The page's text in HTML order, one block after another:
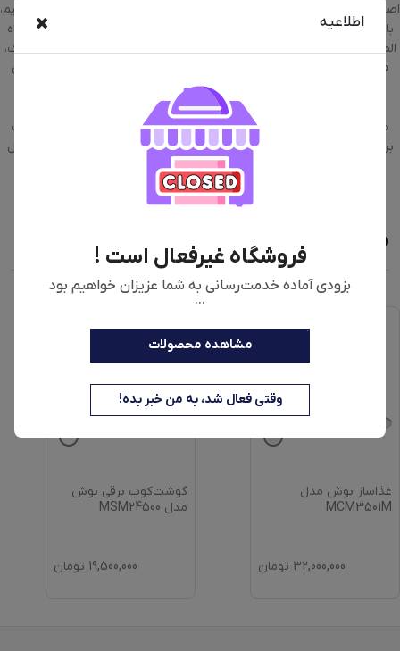
اطلاعیه
فروشگاه غیرفعال است !
بزودی آماده خدمت‌رسانی به شما عزیزان خواهیم بود
...
مشاهده محصولات
وقتی فعال شد، به من خبر بده!
اصلی این چای ساز می‌توان به دستگاه دم کنی با قابلیت جدا شدن، بدون سیم،
با قابلیت چرخش 360 درجه، جداره داخلی از جنس استیل ضد زنگ به همراه
المنت حرارتی پنهان، فیلتر ضد رسوب قابل تعویض از جنس استیل ضد زنگ،
قفل ایمنی درپوش، دکمه چراغ دار خاموش/روشن، سوئیچ تنظیم دما روی
دسته (گرم نگه داشتن و به جوش آوردن)، سوییچ خودکار برای به جوش
آوردن، گرم کردن به صورت مستقیم با قرار دادن قوری چای روی کتری،
محافظت از دستگاه در هنگام نبود آب و داغ شدن بیش از حد، دهانه بزرگ
برای سهولت در تمیز کردن و نگهداری آسان برای نگهداری سریع و آسان کابل
اشاره کرد.
محصولات مشابه
غذاساز بوش مدل
MCM3501M
32,000,000 تومان
گوشت‌کوب برقی بوش
مدل MSM24500
19,500,000 تومان